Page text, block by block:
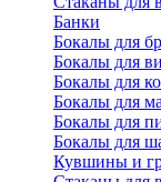
Банки
Бокалы для
Бокалы для
Бокалы для
Бокалы для
Бокалы для
Бокалы для
Кувшины и